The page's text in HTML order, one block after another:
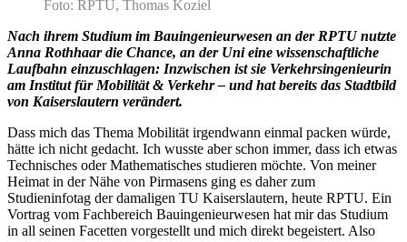
Foto: RPTU, Thomas Koziel
Nach ihrem Studium im Bauingenieurwesen an der RPTU nutzte
Anna Rothhaar die Chance, an der Uni eine wissenschaftliche
Laufbahn einzuschlagen: Inzwischen ist sie Verkehrsingenieurin
am Institut für Mobilität & Verkehr – und hat bereits das Stadtbild
von Kaiserslautern verändert.
Dass mich das Thema Mobilität irgendwann einmal packen würde,
hätte ich nicht gedacht. Ich wusste aber schon immer, dass ich etwas
Technisches oder Mathematisches studieren möchte. Von meiner
Heimat in der Nähe von Pirmasens ging es daher zum
Studieninfotag der damaligen TU Kaiserslautern, heute RPTU. Ein
Vortrag vom Fachbereich Bauingenieurwesen hat mir das Studium
in all seinen Facetten vorgestellt und mich direkt begeistert. Also